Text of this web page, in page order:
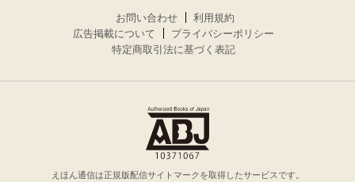
お問い合わせ
利用規約
広告掲載について
プライバシーポリシー
特定商取引法に基づく表記
えほん通信は正規版配信サイトマークを取得したサービスです。